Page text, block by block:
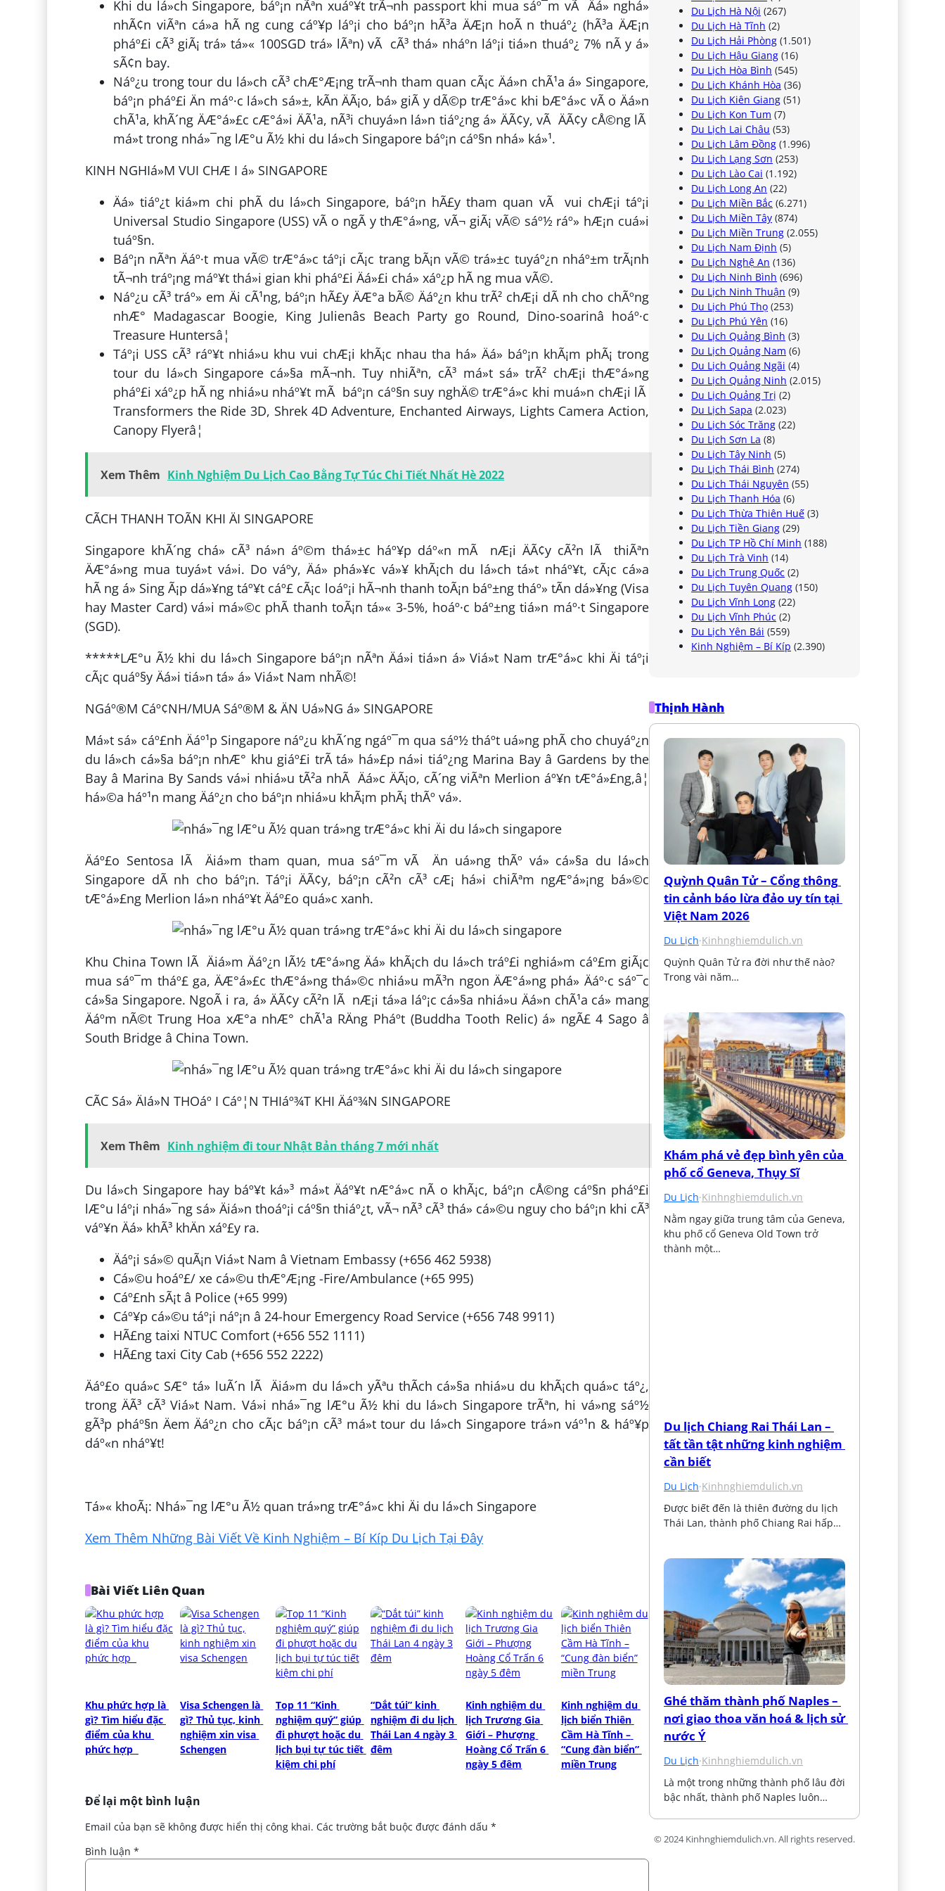
Khi du lá»ch Singapore, báº¡n nÃªn xuáº¥t trÃ¬nh passport khi mua sáº¯m vÃ Äá» nghá»
nhÃ¢n viÃªn cá»­a hÃ ng cung cáº¥p láº¡i cho báº¡n hÃ³a ÄÆ¡n hoÃ n thuáº¿ (hÃ³a ÄÆ¡n
pháº£i cÃ³ giÃ¡ trá» tá»« 100SGD trá» lÃªn) vÃ cÃ³ thá» nháº­n láº¡i tiá»n thuáº¿ 7% nÃ y á»
sÃ¢n bay.
Náº¿u trong tour du lá»ch cÃ³ chÆ°Æ¡ng trÃ¬nh tham quan cÃ¡c Äá»n chÃ¹a á» Singapore,
báº¡n pháº£i Än máº·c lá»ch sá»±, kÃ­n ÄÃ¡o, bá» giÃ y dÃ©p trÆ°á»c khi bÆ°á»c vÃ o Äá»n
chÃ¹a, khÃ´ng ÄÆ°á»£c cÆ°á»i ÄÃ¹a, nÃ³i chuyá»n lá»n tiáº¿ng á» ÄÃ¢y, vÃ ÄÃ¢y cÅ©ng lÃ
má»t trong nhá»¯ng lÆ°u Ã½ khi du lá»ch Singapore báº¡n cáº§n nhá» ká»¹.
KINH NGHIá»M VUI CHÆ I á» SINGAPORE
Äá» tiáº¿t kiá»m chi phÃ­ du lá»ch Singapore, báº¡n hÃ£y tham quan vÃ vui chÆ¡i táº¡i
Universal Studio Singapore (USS) vÃ o ngÃ y thÆ°á»ng, vÃ¬ giÃ¡ vÃ© sáº½ ráº» hÆ¡n cuá»i
tuáº§n.
Báº¡n nÃªn Äáº·t mua vÃ© trÆ°á»c táº¡i cÃ¡c trang bÃ¡n vÃ© trá»±c tuyáº¿n nháº±m trÃ¡nh
tÃ¬nh tráº¡ng máº¥t thá»i gian khi pháº£i Äá»£i chá» xáº¿p hÃ ng mua vÃ©.
Náº¿u cÃ³ tráº» em Äi cÃ¹ng, báº¡n hÃ£y ÄÆ°a bÃ© Äáº¿n khu trÃ² chÆ¡i dÃ nh cho chÃºng
nhÆ° Madagascar Boogie, King Julienâs Beach Party go Round, Dino-soarinâ hoáº·c
Treasure Huntersâ¦
Táº¡i USS cÃ³ ráº¥t nhiá»u khu vui chÆ¡i khÃ¡c nhau tha há» Äá» báº¡n khÃ¡m phÃ¡ trong
tour du lá»ch Singapore cá»§a mÃ¬nh. Tuy nhiÃªn, cÃ³ má»t sá» trÃ² chÆ¡i thÆ°á»ng
pháº£i xáº¿p hÃ ng nhiá»u nháº¥t mÃ báº¡n cáº§n suy nghÄ© trÆ°á»c khi muá»n chÆ¡i lÃ
Transformers the Ride 3D, Shrek 4D Adventure, Enchanted Airways, Lights Camera Action,
Canopy Flyerâ¦
Xem Thêm Kinh Nghiệm Du Lịch Cao Bằng Tự Túc Chi Tiết Nhất Hè 2022
CÃCH THANH TOÃN KHI ÄI SINGAPORE
Singapore khÃ´ng chá» cÃ³ ná»n áº©m thá»±c háº¥p dáº«n mÃ nÆ¡i ÄÃ¢y cÃ²n lÃ thiÃªn
ÄÆ°á»ng mua tuyá»t vá»i. Do váº­y, Äá» phá»¥c vá»¥ khÃ¡ch du lá»ch tá»t nháº¥t, cÃ¡c cá»­a
hÃ ng á» Sing Ã¡p dá»¥ng táº¥t cáº£ cÃ¡c loáº¡i hÃ¬nh thanh toÃ¡n báº±ng tháº» tÃ­n dá»¥ng (Visa
hay Master Card) vá»i má»©c phÃ­ thanh toÃ¡n tá»« 3-5%, hoáº·c báº±ng tiá»n máº·t Singapore
(SGD).
*****LÆ°u Ã½ khi du lá»ch Singapore báº¡n nÃªn Äá»i tiá»n á» Viá»t Nam trÆ°á»c khi Äi táº¡i
cÃ¡c quáº§y Äá»i tiá»n tá» á» Viá»t Nam nhÃ©!
NGáº®M Cáº¢NH/MUA Sáº®M & ÄN Uá»NG á» SINGAPORE
Má»t sá» cáº£nh Äáº¹p Singapore náº¿u khÃ´ng ngáº¯m qua sáº½ tháº­t uá»ng phÃ­ cho chuyáº¿n
du lá»ch cá»§a báº¡n nhÆ° khu giáº£i trÃ­ tá» há»£p ná»i tiáº¿ng Marina Bay â Gardens by the
Bay â Marina By Sands vá»i nhiá»u tÃ²a nhÃ Äá»c ÄÃ¡o, cÃ´ng viÃªn Merlion áº¥n tÆ°á»£ng,â¦
há»©a háº¹n mang Äáº¿n cho báº¡n nhiá»u khÃ¡m phÃ¡ thÃº vá».
Äáº£o Sentosa lÃ Äiá»m tham quan, mua sáº¯m vÃ Än uá»ng thÃº vá» cá»§a du lá»ch
Singapore dÃ nh cho báº¡n. Táº¡i ÄÃ¢y, báº¡n cÃ²n cÃ³ cÆ¡ há»i chiÃªm ngÆ°á»¡ng bá»©c
tÆ°á»£ng Merlion lá»n nháº¥t Äáº£o quá»c xanh.
Khu China Town lÃ Äiá»m Äáº¿n lÃ½ tÆ°á»ng Äá» khÃ¡ch du lá»ch tráº£i nghiá»m cáº£m giÃ¡c
mua sáº¯m tháº£ ga, ÄÆ°á»£c thÆ°á»ng thá»©c nhiá»u mÃ³n ngon ÄÆ°á»ng phá» Äáº·c sáº¯c
cá»§a Singapore. NgoÃ i ra, á» ÄÃ¢y cÃ²n lÃ nÆ¡i tá»a láº¡c cá»§a nhiá»u Äá»n chÃ¹a cá» mang
Äáº­m nÃ©t Trung Hoa xÆ°a nhÆ° chÃ¹a RÄng Pháº­t (Buddha Tooth Relic) á» ngÃ£ 4 Sago â
South Bridge â China Town.
CÃC Sá» ÄIá»N THOáº I Cáº¦N THIáº¾T KHI Äáº¾N SINGAPORE
Xem Thêm Kinh nghiệm đi tour Nhật Bản tháng 7 mới nhất
Du lá»ch Singapore hay báº¥t ká»³ má»t Äáº¥t nÆ°á»c nÃ o khÃ¡c, báº¡n cÅ©ng cáº§n pháº£i
lÆ°u láº¡i nhá»¯ng sá» Äiá»n thoáº¡i cáº§n thiáº¿t, vÃ¬ nÃ³ cÃ³ thá» cá»©u nguy cho báº¡n khi cÃ³
váº¥n Äá» khÃ³ khÄn xáº£y ra.
Äáº¡i sá»© quÃ¡n Viá»t Nam â Vietnam Embassy (+656 462 5938)
Cá»©u hoáº£/ xe cá»©u thÆ°Æ¡ng -Fire/Ambulance (+65 995)
Cáº£nh sÃ¡t â Police (+65 999)
Cáº¥p cá»©u táº¡i náº¡n â 24-hour Emergency Road Service (+656 748 9911)
HÃ£ng taixi NTUC Comfort (+656 552 1111)
HÃ£ng taxi City Cab (+656 552 2222)
Äáº£o quá»c SÆ° tá»­ luÃ´n lÃ Äiá»m du lá»ch yÃªu thÃ­ch cá»§a nhiá»u du khÃ¡ch quá»c táº¿,
trong ÄÃ³ cÃ³ Viá»t Nam. Vá»i nhá»¯ng lÆ°u Ã½ khi du lá»ch Singapore trÃªn, hi vá»ng sáº½
gÃ³p pháº§n Äem Äáº¿n cho cÃ¡c báº¡n cÃ³ má»t tour du lá»ch Singapore trá»n váº¹n & háº¥p
dáº«n nháº¥t!
Tá»« khoÃ¡: Nhá»¯ng lÆ°u Ã½ quan trá»ng trÆ°á»c khi Äi du lá»ch Singapore
Xem Thêm Những Bài Viết Về Kinh Nghiệm – Bí Kíp Du Lịch Tại Đây
Bài Viết Liên Quan
Khu phức hợp là
gì? Tìm hiểu đặc
điểm của khu
phức hợp
Visa Schengen là
gì? Thủ tục, kinh
nghiệm xin visa
Schengen
Top 11 “Kinh
nghiệm quý” giúp
đi phượt hoặc du
lịch bụi tự túc tiết
kiệm chi phí
“Dắt túi” kinh
nghiệm đi du lịch
Thái Lan 4 ngày 3
đêm
Kinh nghiệm du
lịch Trương Gia
Giới – Phượng
Hoàng Cổ Trấn 6
ngày 5 đêm
Kinh nghiệm du
lịch biển Thiên
Cầm Hà Tĩnh –
“Cung đàn biển”
miền Trung
Để lại một bình luận
Email của bạn sẽ không được hiển thị công khai. Các trường bắt buộc được đánh dấu *
Bình luận *
Du Lịch Hà Nội (267)
Du Lịch Hà Tĩnh (2)
Du Lịch Hải Phòng (1.501)
Du Lịch Hậu Giang (16)
Du Lịch Hòa Bình (545)
Du Lịch Khánh Hòa (36)
Du Lịch Kiên Giang (51)
Du Lịch Kon Tum (7)
Du Lịch Lai Châu (53)
Du Lịch Lâm Đồng (1.996)
Du Lịch Lạng Sơn (253)
Du Lịch Lào Cai (1.192)
Du Lịch Long An (22)
Du Lịch Miền Bắc (6.271)
Du Lịch Miền Tây (874)
Du Lịch Miền Trung (2.055)
Du Lịch Nam Định (5)
Du Lịch Nghệ An (136)
Du Lịch Ninh Bình (696)
Du Lịch Ninh Thuận (9)
Du Lịch Phú Thọ (253)
Du Lịch Phú Yên (16)
Du Lịch Quảng Bình (3)
Du Lịch Quảng Nam (6)
Du Lịch Quảng Ngãi (4)
Du Lịch Quảng Ninh (2.015)
Du Lịch Quảng Trị (2)
Du Lịch Sapa (2.023)
Du Lịch Sóc Trăng (22)
Du Lịch Sơn La (8)
Du Lịch Tây Ninh (5)
Du Lịch Thái Bình (274)
Du Lịch Thái Nguyên (55)
Du Lịch Thanh Hóa (6)
Du Lịch Thừa Thiên Huế (3)
Du Lịch Tiền Giang (29)
Du Lịch TP Hồ Chí Minh (188)
Du Lịch Trà Vinh (14)
Du Lịch Trung Quốc (2)
Du Lịch Tuyên Quang (150)
Du Lịch Vĩnh Long (22)
Du Lịch Vĩnh Phúc (2)
Du Lịch Yên Bái (559)
Kinh Nghiệm – Bí Kíp (2.390)
Thịnh Hành
Quỳnh Quân Tử – Cổng thông
tin cảnh báo lừa đảo uy tín tại
Việt Nam 2026
Du Lịch·Kinhnghiemdulich.vn
Quỳnh Quân Tử ra đời như thế nào?
Trong vài năm…
Khám phá vẻ đẹp bình yên của
phố cổ Geneva, Thụy Sĩ
Du Lịch·Kinhnghiemdulich.vn
Nằm ngay giữa trung tâm của Geneva,
khu phố cổ Geneva Old Town trở
thành một…
Du lịch Chiang Rai Thái Lan –
tất tần tật những kinh nghiệm
cần biết
Du Lịch·Kinhnghiemdulich.vn
Được biết đến là thiên đường du lịch
Thái Lan, thành phố Chiang Rai hấp…
Ghé thăm thành phố Naples –
nơi giao thoa văn hoá & lịch sử
nước Ý
Du Lịch·Kinhnghiemdulich.vn
Là một trong những thành phố lâu đời
bậc nhất, thành phố Naples luôn…
© 2024 Kinhnghiemdulich.vn. All rights reserved.